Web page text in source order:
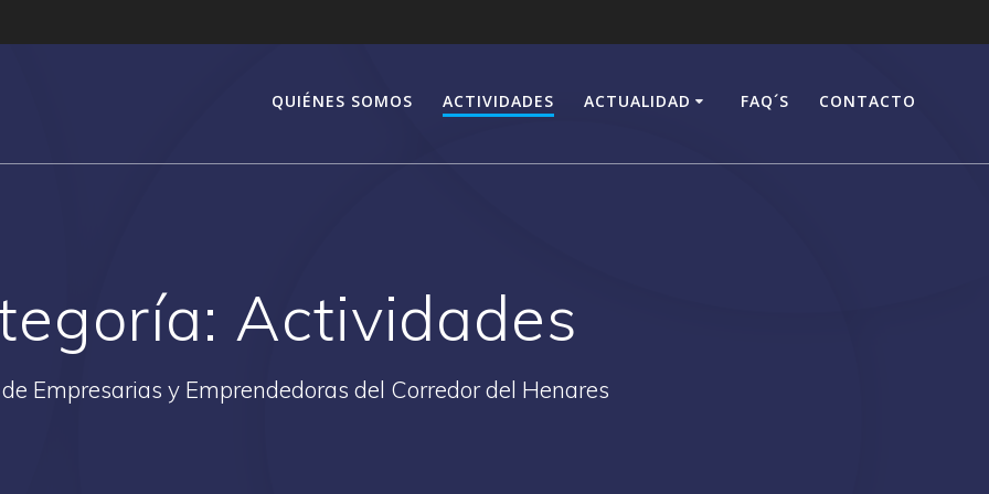
QUIÉNES SOMOS ACTIVIDADES ACTUALIDAD FAQ´S CONTACTO
Actividades
Empresarias y Emprendedoras del Corredor del Henares